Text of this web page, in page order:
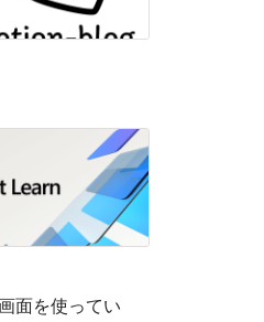
面を使ってい